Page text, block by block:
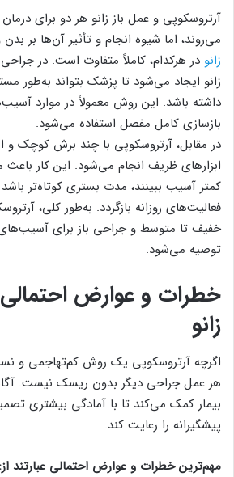
آرتروسکوپی و عمل باز زانو هر دو برای
می‌روند، اما شیوه انجام و تأثیر آن‌ها بر بدن
زانو در هرکدام، کاملاً متفاوت است. در
زانو ایجاد می‌شود تا پزشک بتواند به‌طور
داشته باشد. این روش معمولاً در موارد
بازسازی کامل مفصل استفاده می‌شود.
در مقابل، آرتروسکوپی با چند برش کوچک و
ابزارهای ظریف انجام می‌شود. این کار
کمتر آسیب ببینند، مدت بستری کوتاه‌تر باشد
فعالیت‌های روزانه بازگردد. به‌طور کلی،
خفیف تا متوسط و جراحی باز برای آسیب‌های
توصیه می‌شود.
خطرات و عوارض
زانو
اگرچه آرتروسکوپی یک روش کم‌تهاجمی و
هر عمل جراحی دیگر بدون ریسک نیست.
بیمار کمک می‌کند تا با آمادگی بیشتری
پیشگیرانه را رعایت کند.
مهم‌ترین خطرات و عوارض احتمالی عبارتند از: